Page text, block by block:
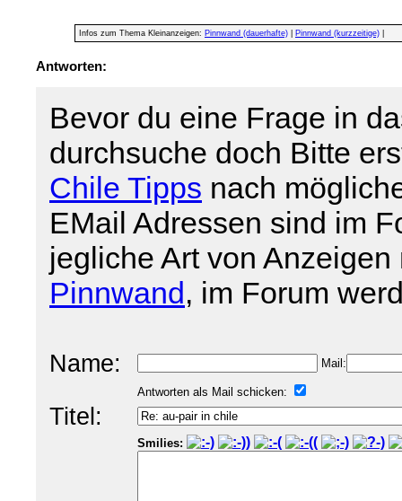
Infos zum Thema Kleinanzeigen: Pinnwand (dauerhafte) Pinnwand (kurzzeitige)
Antworten:
Bevor du eine Frage in
durchsuche doch Bitte
Chile Tipps nach
EMail Adressen sind im
jegliche Art von
Pinnwand , im Forum
Name: Mail:
Antworten als Mail schicken:
Titel:
Smilies: